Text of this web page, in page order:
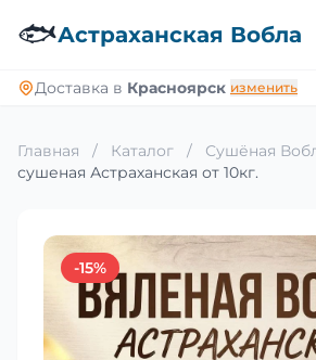
🐟Астраханская Вобла
Доставка в Красноярск изменить
Главная / Каталог / Сушёная
сушеная Астраханская от 10кг.
-15%